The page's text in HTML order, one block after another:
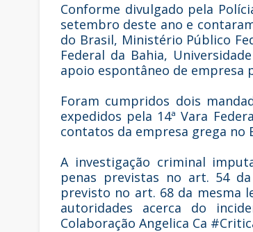
Conforme divulgado pela
setembro deste ano e
do Brasil, Ministério Público
Federal da Bahia,
apoio espontâneo de empresa
Foram cumpridos dois
expedidos pela 14ª Vara
contatos da empresa grega no
A investigação criminal
penas previstas no art. 54
previsto no art. 68 da mesma
autoridades acerca do
Colaboração Angelica Ca